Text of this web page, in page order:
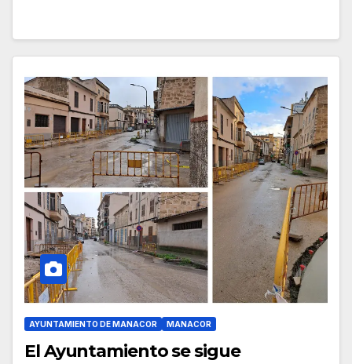
AYUNTAMIENTO DE MANACOR MANACOR
El Ayuntamiento se sigue